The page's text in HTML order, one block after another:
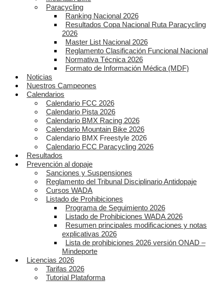
Paracycling
Ranking Nacional 2026
Resultados Copa Nacional Ruta Paracycling
2026
Master List Nacional 2026
Reglamento Clasificación Funcional Nacional
Normativa Técnica 2026
Formato de Información Médica (MDF)
Noticias
Nuestros Campeones
Calendarios
Calendario FCC 2026
Calendario Pista 2026
Calendario BMX Racing 2026
Calendario Mountain Bike 2026
Calendario BMX Freestyle 2026
Calendario FCC Paracycling 2026
Resultados
Prevención al dopaje
Sanciones y Suspensiones
Reglamento del Tribunal Disciplinario Antidopaje
Cursos WADA
Listado de Prohibiciones
Programa de Seguimiento 2026
Listado de Prohibiciones WADA 2026
Resumen principales modificaciones y notas
explicativas 2026
Lista de prohibiciones 2026 versión ONAD –
Mindeporte
Licencias 2026
Tarifas 2026
Tutorial Plataforma